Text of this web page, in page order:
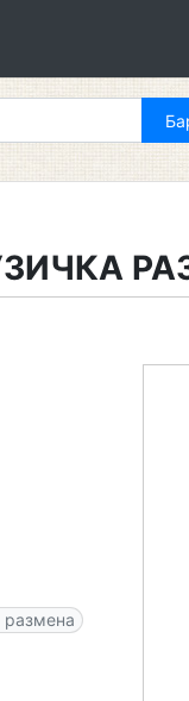
размена